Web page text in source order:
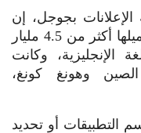
بجوجل، إن
التطبيقات المحظورة التي جرى تحميلها أكثر من 4.5 مليار
الإنجليزية، وكانت
وهونغ كونغ،
التطبيقات أو تحديد